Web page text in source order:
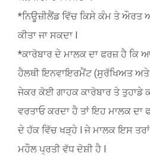
*ਨਿਊਜ਼ੀਲੈਂਡ ਵਿੱਚ ਕਿਸੇ ਕੰਮ ਤੇ ਔਰਤ
ਕੀਤਾ ਜਾ ਸਕਦਾ l
*ਕਾਰੋਬਾਰ ਦੇ ਮਾਲਕ ਦਾ ਫਰਜ਼ ਹੈ ਕਿ
ਹੈਲਥੀ ਇਨਵਾਇਰਮੈਂਟ (ਸੁਰੱਖਿਅਤ
ਜੇਕਰ ਕੋਈ ਗਾਹਕ ਕਾਰੋਬਾਰ ਤੇ ਤੁਹਾਡੇ
ਵਰਤਾਓ ਕਰਦਾ ਹੈ ਤਾਂ ਇਹ ਮਾਲਕ
ਦੇ ਹੱਕ ਵਿੱਚ ਖੜ੍ਹੇ l ਜੇ ਮਾਲਕ ਇਸ
ਮਹੌਲ ਪ੍ਰਤੀ ਵੱਧ ਦੋਸ਼ੀ ਹੈ l